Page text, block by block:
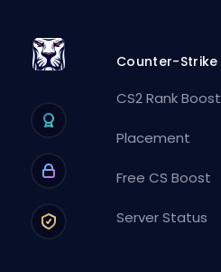
Counter-Strike
CS2 Rank Boost
Placement
Free CS Boost
Server Status